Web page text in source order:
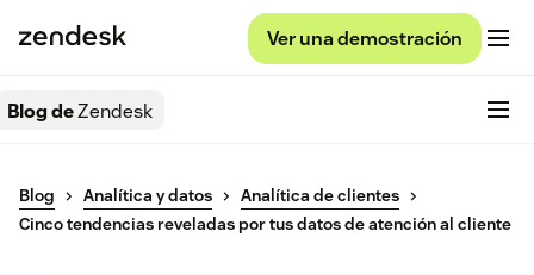
Ver una demostración
Blog deZendesk
Blog Analítica y datos
Analítica de clientes
Cinco tendencias reveladas por tus datos de atención al cliente